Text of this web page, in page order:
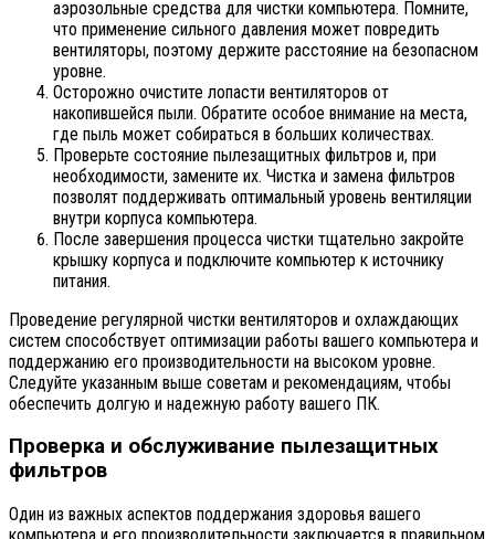
аэрозольные средства для чистки компьютера. Помните,
что применение сильного давления может повредить
вентиляторы, поэтому держите расстояние на безопасном
уровне.
Осторожно очистите лопасти вентиляторов от
накопившейся пыли. Обратите особое внимание на места,
где пыль может собираться в больших количествах.
Проверьте состояние пылезащитных фильтров и, при
необходимости, замените их. Чистка и замена фильтров
позволят поддерживать оптимальный уровень вентиляции
внутри корпуса компьютера.
После завершения процесса чистки тщательно закройте
крышку корпуса и подключите компьютер к источнику
питания.
Проведение регулярной чистки вентиляторов и охлаждающих
систем способствует оптимизации работы вашего компьютера и
поддержанию его производительности на высоком уровне.
Следуйте указанным выше советам и рекомендациям, чтобы
обеспечить долгую и надежную работу вашего ПК.
Проверка и обслуживание пылезащитных
фильтров
Один из важных аспектов поддержания здоровья вашего